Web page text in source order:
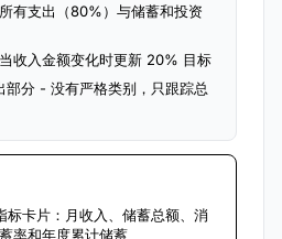
有支出（80%）与储蓄和投资
收入金额变化时更新 20% 目标
分 - 没有严格类别，只跟踪总
标卡片：月收入、储蓄总额、消
率和年度累计储蓄